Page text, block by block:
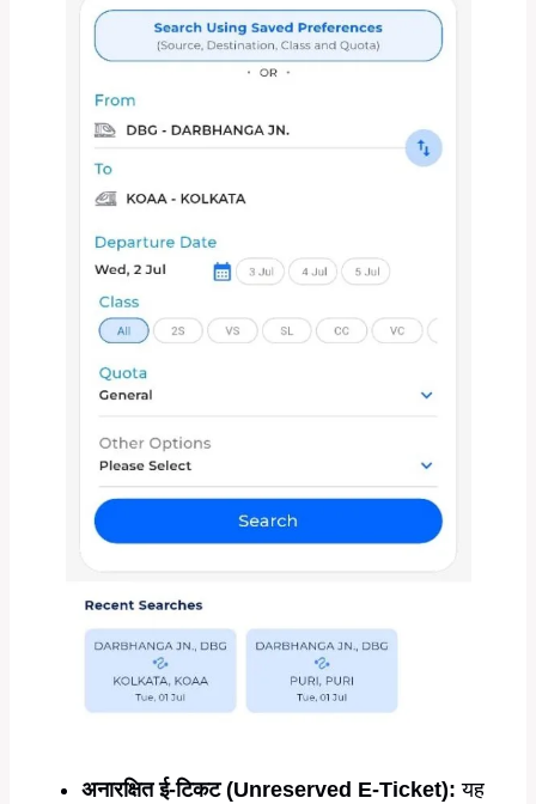
अनारक्षित ई-टिकट (Unreserved E-Ticket): यह